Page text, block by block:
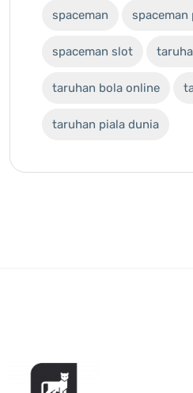
spaceman spaceman
spaceman slot
taruhan bola online
taruhan piala dunia